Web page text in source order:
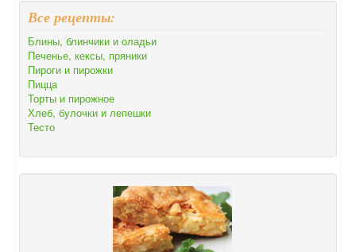
Все рецепты:
Блины, блинчики и оладьи
Печенье, кексы, пряники
Пироги и пирожки
Пицца
Торты и пирожное
Хлеб, булочки и лепешки
Тесто